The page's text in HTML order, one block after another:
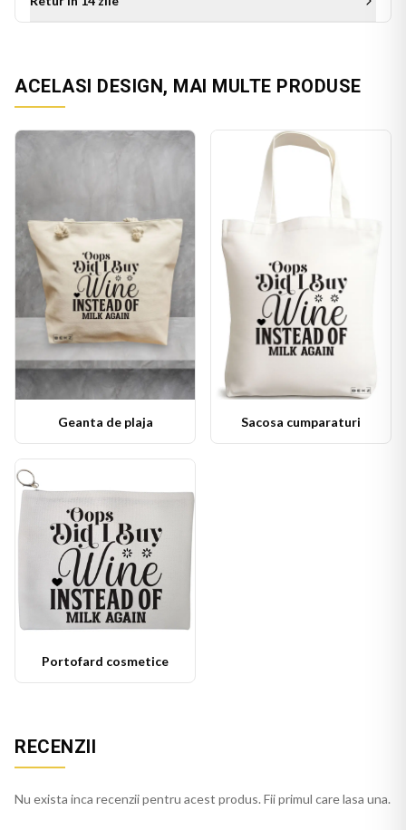
ACELASI DESIGN, MAI MULTE PRODUSE
Geanta de plaja Sacosa cumparaturi
Portofard cosmetice
RECENZII
Nu exista inca recenzii pentru acest produs. Fii primul care lasa una.